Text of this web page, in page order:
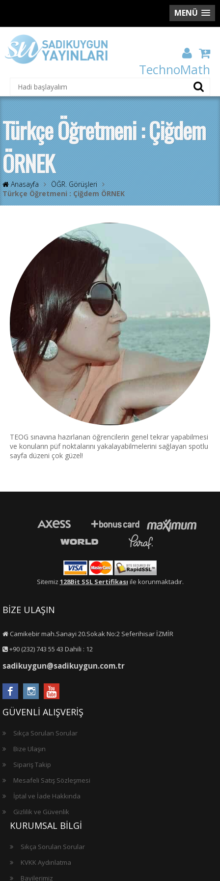
MENÜ
TechnoMath
Türkçe Öğretmeni : Çiğdem
ÖRNEK
Anasayfa
ÖĞR. Görüşleri
Türkçe Öğretmeni : Çiğdem ÖRNEK
TEOG sınavına hazırlanan öğrencilerin genel tekrar yapabilmesi
ve konuların püf noktalarını yakalayabilmelerini sağlayan spotlu
sayfa düzeni çok güzel!
Sitemiz 128Bit SSL Sertifikası ile korunmaktadır.
BİZE ULAŞIN
Camikebir mah.Sanayi 20.Sokak No:2 Seferihisar İZMİR
+90 (232) 743 55 43 Dahili : 12
sadikuygun@sadikuygun.com.tr
GÜVENLİ ALIŞVERİŞ
Sıkça Sorulan Sorular
Bize Ulaşın
Sipariş Takip
Mesafeli Satış Sözleşmesi
İptal ve İade Hakkında
Gizlilik ve Güvenlik
KURUMSAL BİLGİ
Sıkça Sorulan Sorular
KVKK Aydınlatma
Bayilerimiz